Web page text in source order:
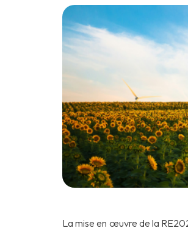
La mise en œuvre de la